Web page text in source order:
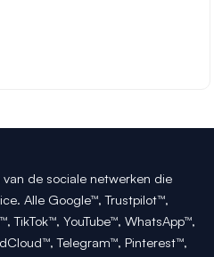
de sociale netwerken die
Alle Google™, Trustpilot™,
TikTok™, YouTube™, WhatsApp™,
Telegram™, Pinterest™,